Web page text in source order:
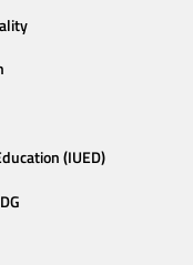
(IUED)